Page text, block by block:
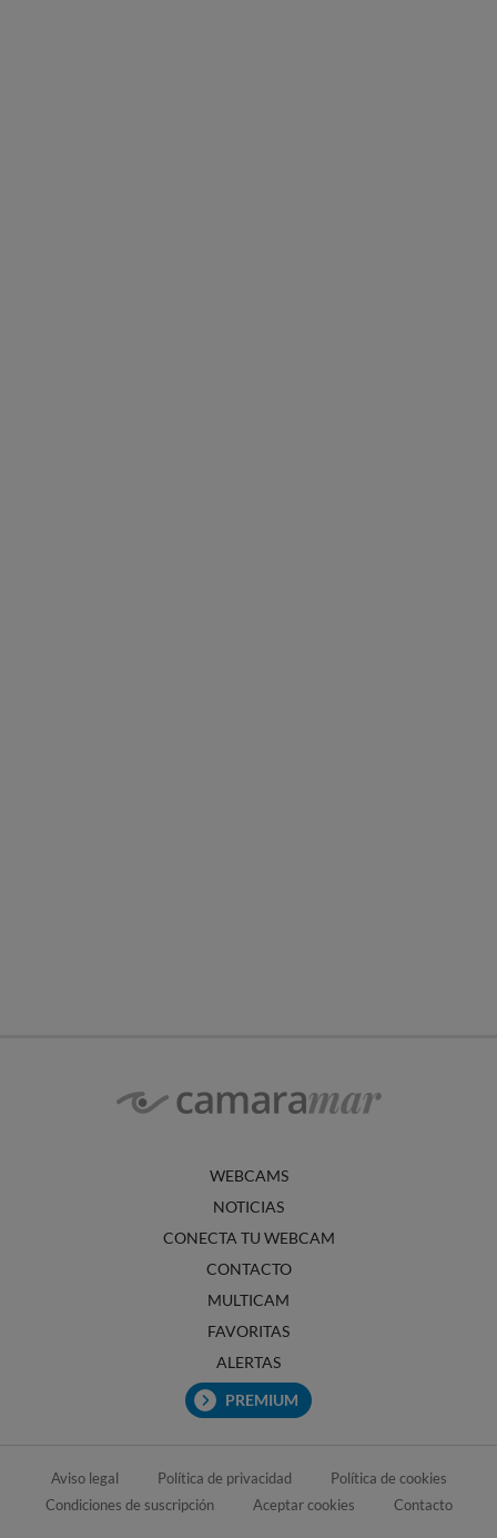
WEBCAMS
NOTICIAS
CONECTA TU WEBCAM
CONTACTO
MULTICAM
FAVORITAS
ALERTAS
PREMIUM
Aviso legal Política de privacidad
Política de cookies
Condiciones de suscripción
Aceptar cookies Contacto